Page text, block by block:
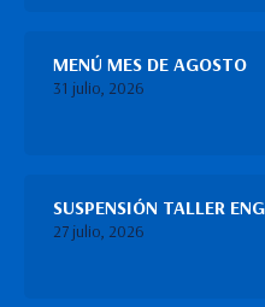
MENÚ MES DE AGOSTO
31 julio, 2026
SUSPENSIÓN TALLER
27 julio, 2026